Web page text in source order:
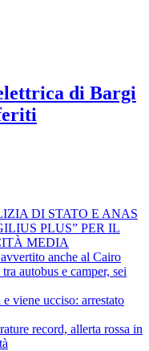
di Bargi
DI STATO E ANAS
PLUS” PER IL
MEDIA
anche al Cairo
autobus e camper, sei
viene ucciso: arrestato
record, allerta rossa in